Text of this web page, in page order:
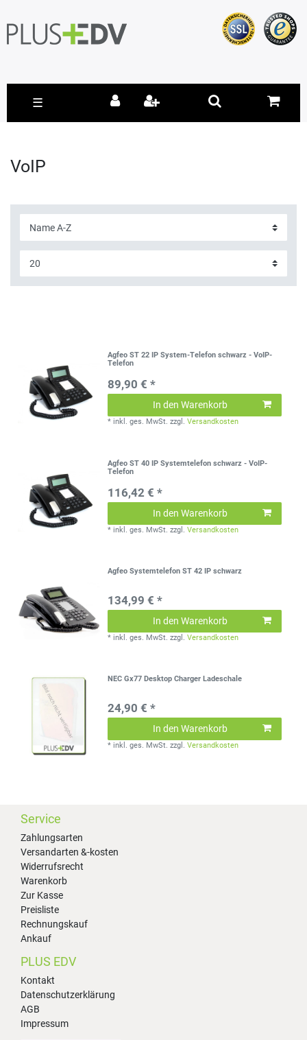
☰
VoIP
Agfeo ST 22 IP System-Telefon schwarz - VoIP-
Telefon
89,90 € *
In den Warenkorb
* inkl. ges. MwSt. zzgl.Versandkosten
Agfeo ST 40 IP Systemtelefon schwarz - VoIP-
Telefon
116,42 € *
In den Warenkorb
* inkl. ges. MwSt. zzgl.Versandkosten
Agfeo Systemtelefon ST 42 IP schwarz
134,99 € *
In den Warenkorb
* inkl. ges. MwSt. zzgl.Versandkosten
NEC Gx77 Desktop Charger Ladeschale
24,90 € *
In den Warenkorb
* inkl. ges. MwSt. zzgl.Versandkosten
Service
Zahlungsarten
Versandarten &-kosten
Widerrufsrecht
Warenkorb
Zur Kasse
Preisliste
Rechnungskauf
Ankauf
PLUS EDV
Kontakt
Datenschutzerklärung
AGB
Impressum